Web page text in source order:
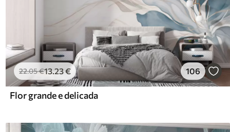
22.05€13.23€ 106
Flor grande e delicada